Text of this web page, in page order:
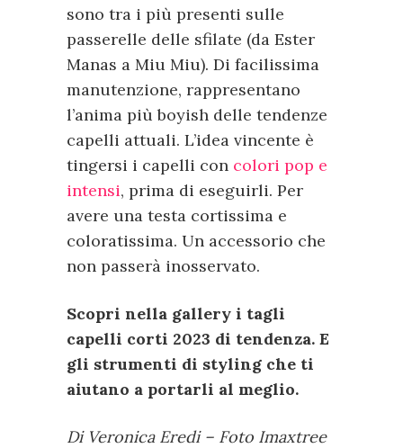
sono tra i più presenti sulle
passerelle delle sfilate (da Ester
Manas a Miu Miu). Di facilissima
manutenzione, rappresentano
l’anima più boyish delle tendenze
capelli attuali. L’idea vincente è
tingersi i capelli con colori pop e
intensi, prima di eseguirli. Per
avere una testa cortissima e
coloratissima. Un accessorio che
non passerà inosservato.
Scopri nella gallery i tagli
capelli corti 2023 di tendenza. E
gli strumenti di styling che ti
aiutano a portarli al meglio.
Di Veronica Eredi – Foto Imaxtree